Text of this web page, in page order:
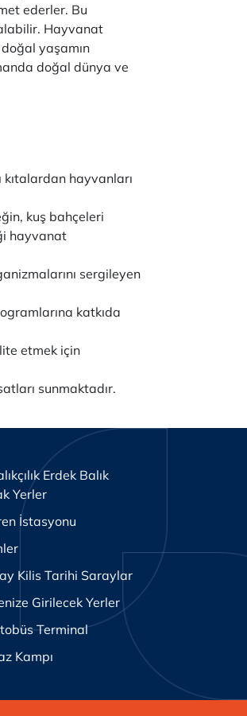
ederler. Bu
Hayvanat
yaşamın
doğal dünya ve
hayvanları
kuş bahçeleri
hayvanat
sergileyen
katkıda
etmek için
sunmaktadır.
Erdek Balık
Yerler
İstasyonu
Kilis Tarihi Saraylar
Girilecek Yerler
Terminal
Kampı